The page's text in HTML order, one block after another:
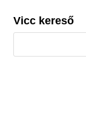
Vicc kereső